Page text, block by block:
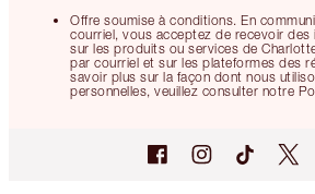
Offre soumise à conditions. En
courriel, vous acceptez de recevoir
sur les produits ou services de
par courriel et sur les plateformes des
savoir plus sur la façon dont nous
personnelles, veuillez consulter notre